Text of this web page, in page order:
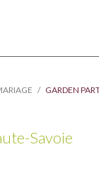
GARDEN
Savoie